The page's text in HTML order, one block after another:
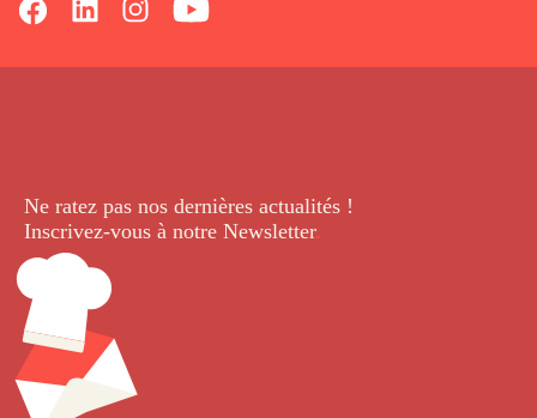
Ne ratez pas nos dernières actualités !
Inscrivez-vous à notre Newsletter.